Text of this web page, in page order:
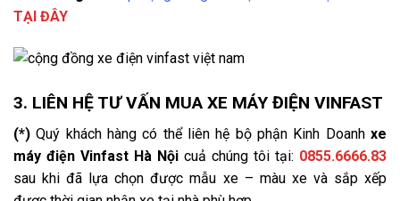
TẠI ĐÂY
3. LIÊN HỆ TƯ VẤN MUA XE MÁY ĐIỆN VINFAST
(*) Quý khách hàng có thể liên hệ bộ phận Kinh Doanh xe
máy điện Vinfast Hà Nội cuả chúng tôi tại: 0855.6666.83
sau khi đã lựa chọn được mẫu xe – màu xe và sắp xếp